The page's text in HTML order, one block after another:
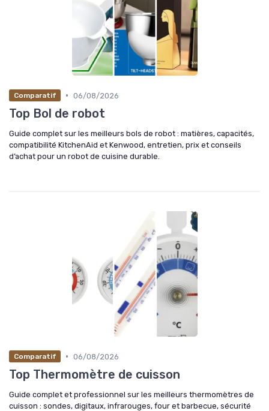
Comparatif • 06/08/2026
Top Bol de robot
Guide complet sur les meilleurs bols de robot : matières, capacités,
compatibilité KitchenAid et Kenwood, entretien, prix et conseils
d’achat pour un robot de cuisine durable.
Comparatif • 06/08/2026
Top Thermomètre de cuisson
Guide complet et professionnel sur les meilleurs thermomètres de
cuisson : sondes, digitaux, infrarouges, four et barbecue, sécurité